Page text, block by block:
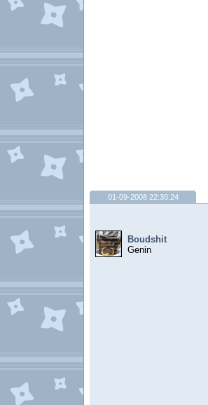
01-09-2008 22:30:24
Boudshit
Genin